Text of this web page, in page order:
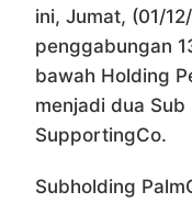
ini, Jumat, (01/
penggabungan
bawah Holding
menjadi dua
SupportingCo.
Subholding